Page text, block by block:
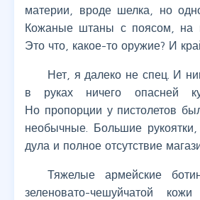
материи, вроде шелка, но
Кожаные штаны с поясом, на
Это что, какое-то оружие? И
Нет, я далеко не спец. И
в руках ничего опасней
Но пропорции у пистолетов
необычные. Большие рукоятки,
дула и полное отсутствие
Тяжелые армейские
зеленовато-чешуйчатой